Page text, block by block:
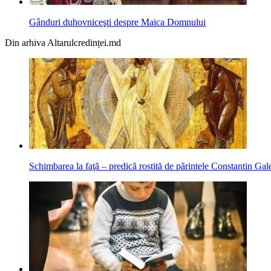
Gânduri duhovniceşti despre Maica Domnului
Din arhiva Altarulcredinței.md
Schimbarea la faţă – predică rostită de părintele Constantin